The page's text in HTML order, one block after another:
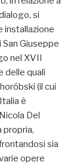
si
installazione
Giuseppe
nel XVII
delle quali
(il cui
è
Del
propria,
sia
opere